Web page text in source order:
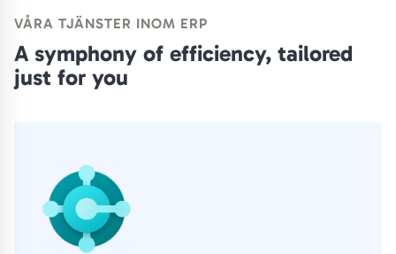
VÅRA TJÄNSTER INOM ERP
A symphony of efficiency, tailored
just for you